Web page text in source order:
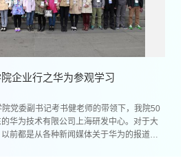
企业行之华为参观学习
党委副书记考书健老师的带领下，我院50
华为技术有限公司上海研发中心。对于大
前都是从各种新闻媒体关于华为的报道来